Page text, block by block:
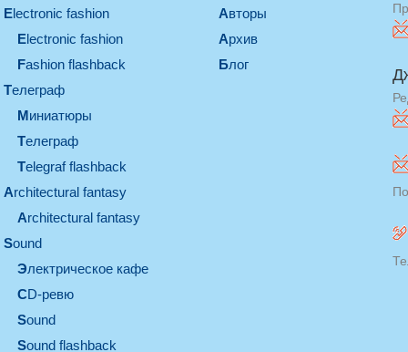
electronic fashion
electronic fashion
Fashion flashback
телеграф
миниатюры
телеграф
Telegraf flashback
architectural fantasy
architectural fantasy
sound
электрическое кафе
CD-ревю
sound
Sound flashback
Авторы
Архив
Блог